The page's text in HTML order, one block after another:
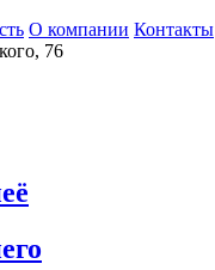
О компании Контакты
76